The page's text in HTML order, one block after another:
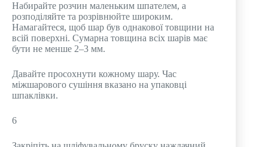
Набирайте розчин маленьким шпателем, а
розподіляйте та розрівнюйте широким.
Намагайтеся, щоб шар був однакової товщини на
всій поверхні. Сумарна товщина всіх шарів має
бути не менше 2–3 мм.
Давайте просохнути кожному шару. Час
міжшарового сушіння вказано на упаковці
шпаклівки.
6